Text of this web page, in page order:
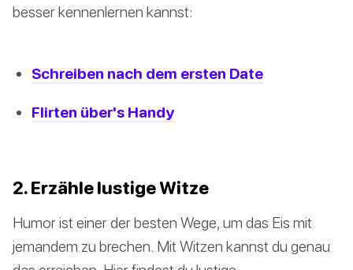
besser kennenlernen kannst:
Schreiben nach dem ersten Date
Flirten über's Handy
2. Erzähle lustige Witze
Humor ist einer der besten Wege, um das Eis mit
jemandem zu brechen. Mit Witzen kannst du genau